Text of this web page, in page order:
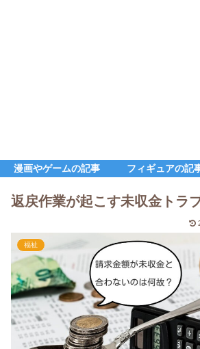
漫画やゲームの記事 フィギュアの記
返戻作業が起こす未収金トラブ
福祉